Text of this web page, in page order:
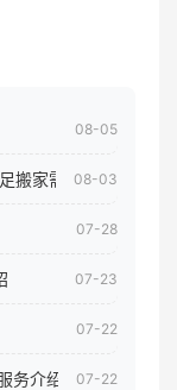
08-05
搬家需求！08-03
07-28
07-23
07-22
务介绍 07-22